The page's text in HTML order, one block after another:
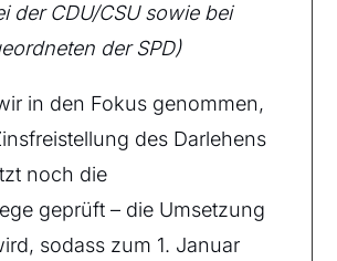
der CDU/CSU sowie bei
der SPD)
in den Fokus genommen,
des Darlehens
noch die
geprüft – die Umsetzung
sodass zum 1. Januar